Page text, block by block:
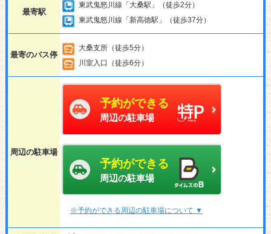
最寄駅
東武鬼怒川線「大桑駅」（徒歩2分）
東武鬼怒川線「新高徳駅」（徒歩37分）
最寄のバス停
大桑支所（徒歩5分）
川室入口（徒歩6分）
周辺の駐車場
予約ができる
周辺の駐車場
予約ができる
周辺の駐車場
※予約ができる周辺の駐車場について ▼